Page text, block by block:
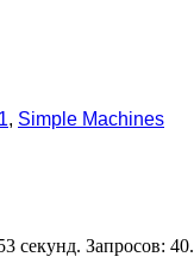
, Simple Machines
секунд. Запросов: 40.